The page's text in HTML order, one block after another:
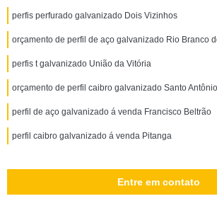
perfis perfurado galvanizado Dois Vizinhos
orçamento de perfil de aço galvanizado Rio Branco
perfis t galvanizado União da Vitória
orçamento de perfil caibro galvanizado Santo
perfil de aço galvanizado á venda Francisco Beltrão
perfil caibro galvanizado á venda Pitanga
Entre em contato